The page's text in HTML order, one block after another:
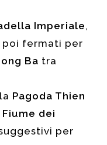
Imperiale,
fermati per
Ba tra
Pagoda Thien
Fiume dei
per